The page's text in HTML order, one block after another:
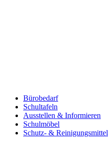
Bürobedarf
Schultafeln
Ausstellen & Informieren
Schulmöbel
Schutz- & Reinigungsmittel